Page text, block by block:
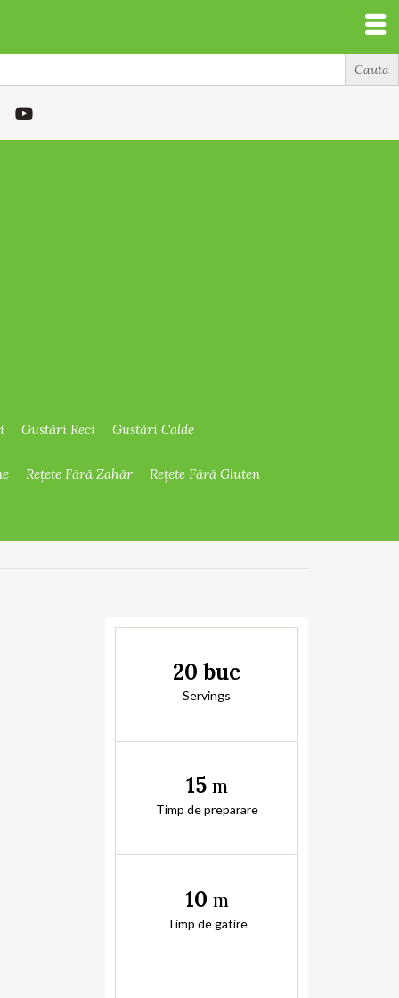
Gustări Reci Gustări Calde
Rețete Fără Zahăr Rețete Fără Gluten
20 buc
Servings
15 m
Timp de preparare
10 m
Timp de gatire